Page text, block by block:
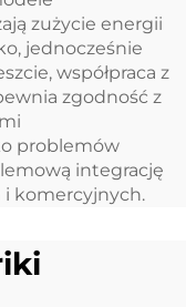
zużycie energii
jednocześnie
współpraca z
zgodność z
problemów
integrację
komercyjnych.